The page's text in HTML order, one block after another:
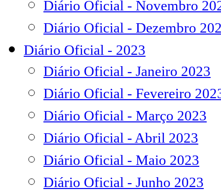
Diário Oficial - Novembro
Diário Oficial - Dezembro
Diário Oficial - 2023
Diário Oficial - Janeiro 2023
Diário Oficial - Fevereiro
Diário Oficial - Março 2023
Diário Oficial - Abril 2023
Diário Oficial - Maio 2023
Diário Oficial - Junho 2023